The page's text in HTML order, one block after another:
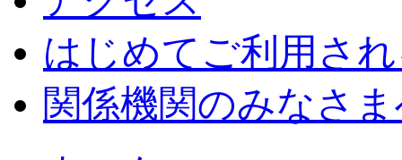
はじめてご利用さ
関係機関のみなさ